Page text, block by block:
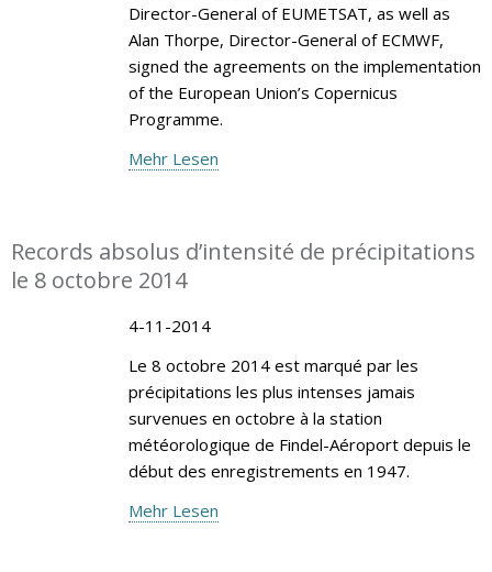
Director-General of EUMETSAT, as well as
Alan Thorpe, Director-General of ECMWF,
signed the agreements on the implementation
of the European Union’s Copernicus
Programme.
Mehr Lesen
Records absolus d’intensité de précipitations
le 8 octobre 2014
4-11-2014
Le 8 octobre 2014 est marqué par les
précipitations les plus intenses jamais
survenues en octobre à la station
météorologique de Findel-Aéroport depuis le
début des enregistrements en 1947.
Mehr Lesen